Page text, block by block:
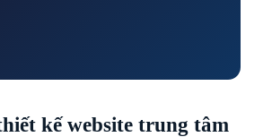
kế website trung tâm